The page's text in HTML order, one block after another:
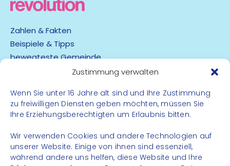
Zustimmung verwalten
Wenn Sie unter 16 Jahre alt sind und Ihre Zustimmung
zu freiwilligen Diensten geben möchten, müssen Sie
Ihre Erziehungsberechtigten um Erlaubnis bitten.
Wir verwenden Cookies und andere Technologien auf
unserer Website. Einige von ihnen sind essenziell,
während andere uns helfen, diese Website und Ihre
Zahlen & Fakten
Beispiele & Tipps
bewegteste Gemeinde
Barrierefreiheit
Datenschutz
Impressum
Kontakt